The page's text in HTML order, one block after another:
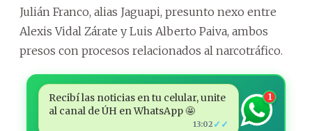
Julián Franco, alias Jaguapi, presunto nexo entre
Alexis Vidal Zárate y Luis Alberto Paiva, ambos
presos con procesos relacionados al narcotráfico.
Recibí las noticias en tu celular, unite
al canal de ÚH en WhatsApp 🤩
13:02 ✓✓
1